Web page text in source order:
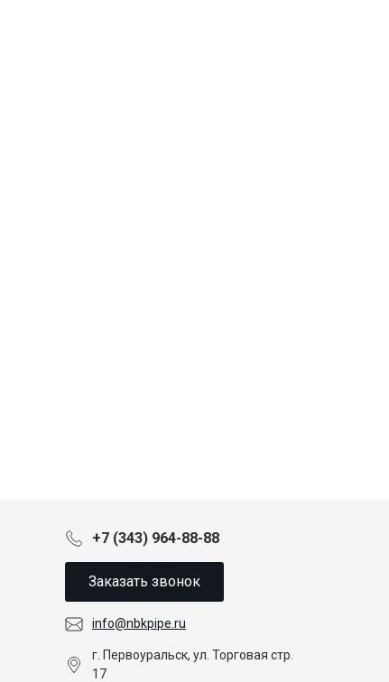
+7 (343) 964-88-88
Заказать звонок
info@nbkpipe.ru
г. Первоуральск, ул. Торговая стр.
17